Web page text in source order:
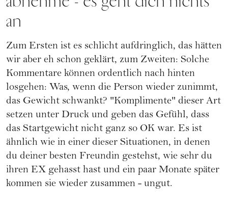
an
Zum Ersten ist es schlicht aufdringlich, das hätten
wir aber eh schon geklärt, zum Zweiten: Solche
Kommentare können ordentlich nach hinten
losgehen: Was, wenn die Person wieder zunimmt,
das Gewicht schwankt? "Komplimente" dieser Art
setzen unter Druck und geben das Gefühl, dass
das Startgewicht nicht ganz so OK war. Es ist
ähnlich wie in einer dieser Situationen, in denen
du deiner besten Freundin gestehst, wie sehr du
ihren EX gehasst hast und ein paar Monate später
kommen sie wieder zusammen - ungut.